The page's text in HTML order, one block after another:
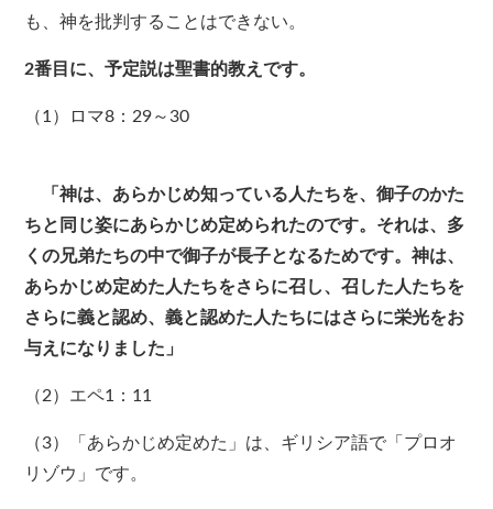
も、神を批判することはできない。
2番目に、予定説は聖書的教えです。
（1）ロマ8：29～30
「神は、あらかじめ知っている人たちを、御子のかた
ちと同じ姿にあらかじめ定められたのです。それは、多
くの兄弟たちの中で御子が長子となるためです。神は、
あらかじめ定めた人たちをさらに召し、召した人たちを
さらに義と認め、義と認めた人たちにはさらに栄光をお
与えになりました」
（2）エペ1：11
（3）「あらかじめ定めた」は、ギリシア語で「プロオ
リゾウ」です。